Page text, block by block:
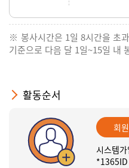
봉사시간은 1일 8시간을 초
기준으로 다음 달 1일~15일 내
활동순서
회
시스템가
*1365ID